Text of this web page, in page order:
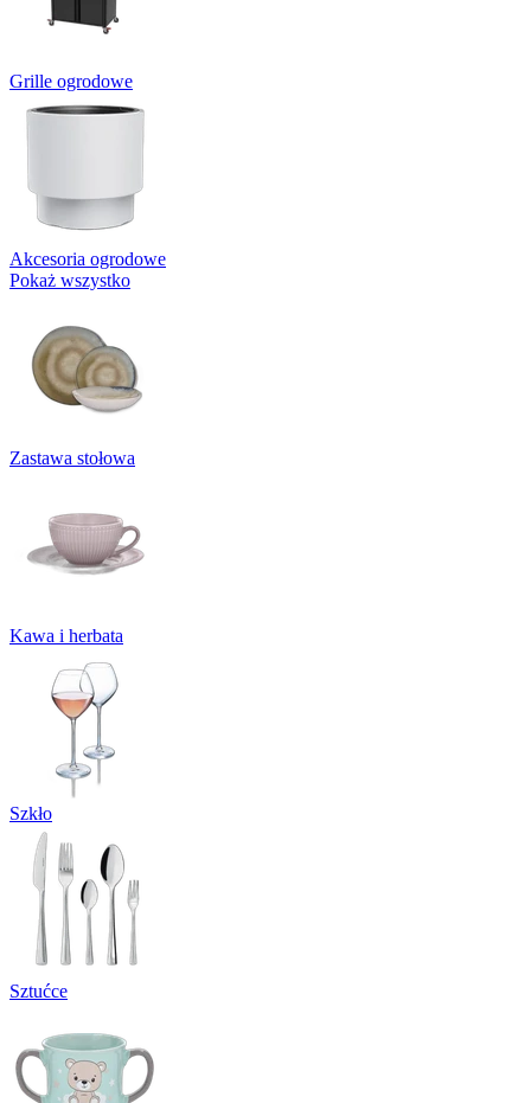
Grille ogrodowe
Akcesoria ogrodowe
Pokaż wszystko
Zastawa stołowa
Kawa i herbata
Szkło
Sztućce